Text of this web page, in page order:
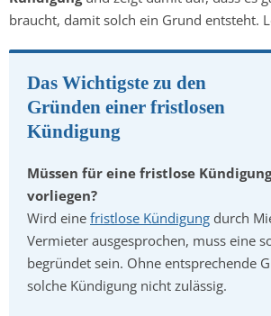
braucht, damit solch ein Grund entsteht.
Das Wichtigste zu den
Gründen einer fristlosen
Kündigung
Müssen für eine fristlose
vorliegen?
Wird eine fristlose Kündigung durch
Vermieter ausgesprochen, muss eine
begründet sein. Ohne entsprechende
solche Kündigung nicht zulässig.